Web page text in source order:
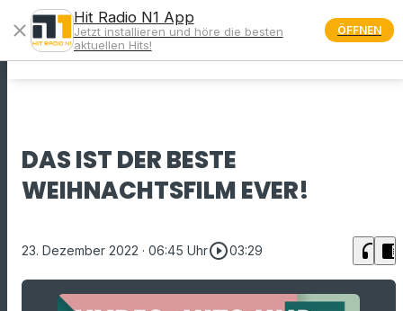
menu
DAS IST DER BESTE
WEIHNACHTSFILM EVER!
23. Dezember 2022 · 06:45 Uhrplay_circle_outline03:29 headphones chrome_reader_mode
close
Hit Radio N1 App
Jetzt installieren und höre die besten
aktuellen Hits!
ÖFFNEN